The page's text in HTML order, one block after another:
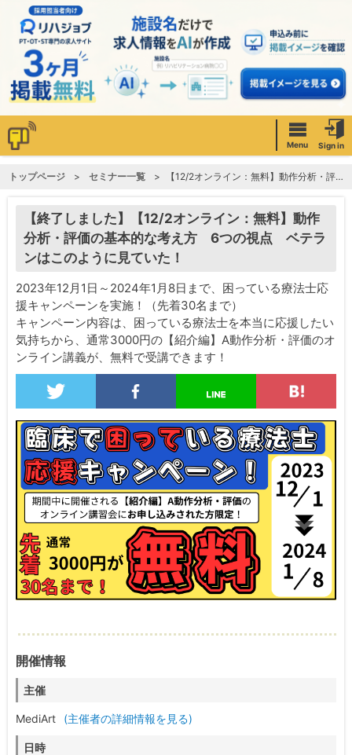
Menu Sign in
トップページ セミナー一覧 【12/2オンライン：無料】動作分析・評価の基本的な考え方 6つの視点 ベテランはこのように見ていた！
【終了しました】【12/2オンライン：無料】動作
分析・評価の基本的な考え方 6つの視点 ベテラ
ンはこのように見ていた！
2023年12月1日～2024年1月8日まで、困っている療法士応
援キャンペーンを実施！（先着30名まで）
キャンペーン内容は、困っている療法士を本当に応援したい
気持ちから、通常3000円の【紹介編】A動作分析・評価のオ
ンライン講義が、無料で受講できます！
開催情報
主催
MediArt (主催者の詳細情報を見る)
日時